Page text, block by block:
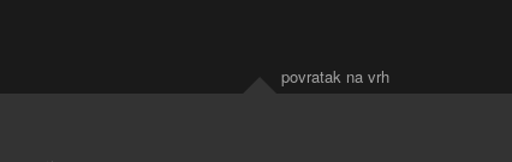
povratak na vrh